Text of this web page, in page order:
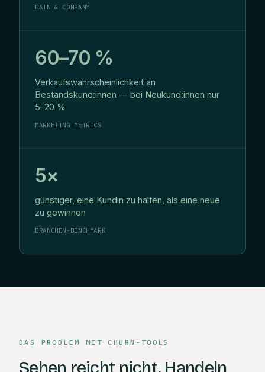
BAIN & COMPANY
60–70 %
Verkaufswahrscheinlichkeit an
Bestandskund:innen — bei Neukund:innen nur
5–20 %
MARKETING METRICS
5×
günstiger, eine Kundin zu halten, als eine neue
zu gewinnen
BRANCHEN-BENCHMARK
DAS PROBLEM MIT CHURN-TOOLS